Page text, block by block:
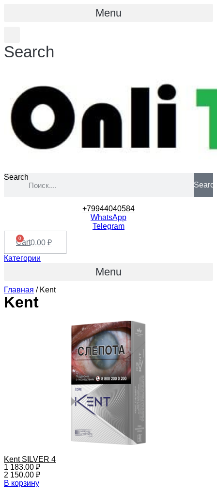
Menu
Search
Search
+79944040584
WhatsApp
Telegram
0.00 ₽
0
Cart
Категории
Menu
Главная / Kent
Kent
Kent SILVER 4
1 183.00 ₽
2 150.00 ₽
В корзину